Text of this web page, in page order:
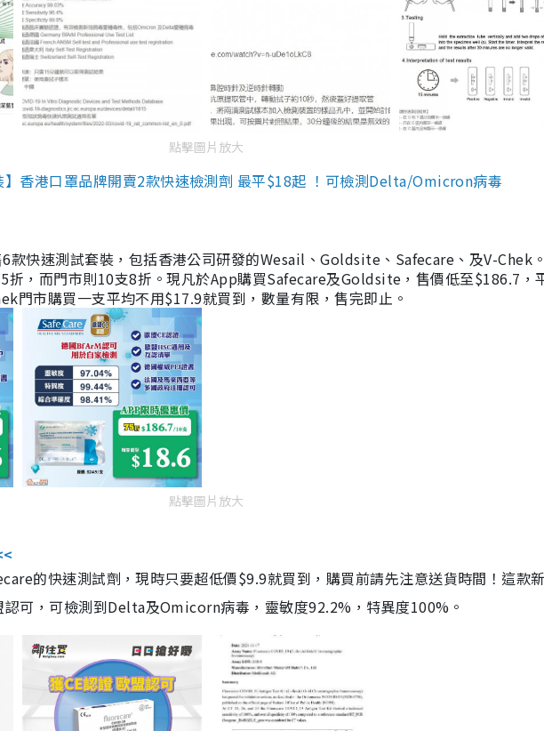
點擊圖片放大
】香港口罩品牌開賣2款快速檢測劑 最平$18起 ！可檢測Delta/Omicron病毒
款快速測試套裝，包括香港公司研發的Wesail、Goldsite、Safecare、及V-Chek
折，而門市則10支8折。現凡於App購買Safecare及Goldsite，售價低至$186.7，
門市購買一支平均不用$17.9就買到，數量有限，售完即止。
點擊圖片放大
的快速測試劑，現時只要超低價$9.9就買到，購買前請先注意送貨時間！這款
可，可檢測到Delta及Omicorn病毒，靈敏度92.2%，特異度100%。